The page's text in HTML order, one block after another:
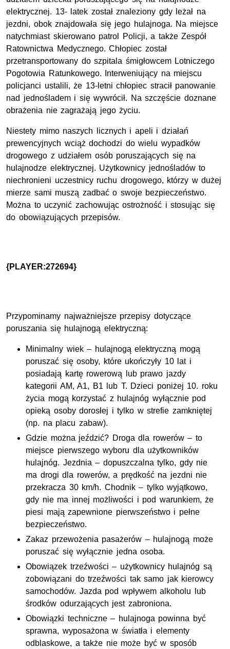
elektrycznej. 13- latek został znaleziony gdy leżał na
jezdni, obok znajdowała się jego hulajnoga. Na miejsce
natychmiast skierowano patrol Policji, a także Zespół
Ratownictwa Medycznego. Chłopiec został
przetransportowany do szpitala śmigłowcem Lotniczego
Pogotowia Ratunkowego. Interweniujący na miejscu
policjanci ustalili, że 13-letni chłopiec stracił panowanie
nad jednośladem i się wywrócił. Na szczęście doznane
obrażenia nie zagrażają jego życiu.
Niestety mimo naszych licznych i apeli i działań
prewencyjnych wciąż dochodzi do wielu wypadków
drogowego z udziałem osób poruszających się na
hulajnodze elektrycznej. Użytkownicy jednośladów to
niechronieni uczestnicy ruchu drogowego, którzy w dużej
mierze sami muszą zadbać o swoje bezpieczeństwo.
Można to uczynić zachowując ostrożność i stosując się
do obowiązujących przepisów.
{PLAYER:272694}
Przypominamy najważniejsze przepisy dotyczące
poruszania się hulajnogą elektryczną:
Minimalny wiek – hulajnogą elektryczną mogą
poruszać się osoby, które ukończyły 10 lat i
posiadają kartę rowerową lub prawo jazdy
kategorii AM, A1, B1 lub T. Dzieci poniżej 10. roku
życia mogą korzystać z hulajnóg wyłącznie pod
opieką osoby dorosłej i tylko w strefie zamkniętej
(np. na placu zabaw).
Gdzie można jeździć? Droga dla rowerów – to
miejsce pierwszego wyboru dla użytkowników
hulajnóg. Jezdnia – dopuszczalna tylko, gdy nie
ma drogi dla rowerów, a prędkość na jezdni nie
przekracza 30 km/h. Chodnik – tylko wyjątkowo,
gdy nie ma innej możliwości i pod warunkiem, że
piesi mają zapewnione pierwszeństwo i pełne
bezpieczeństwo.
Zakaz przewożenia pasażerów – hulajnogą może
poruszać się wyłącznie jedna osoba.
Obowiązek trzeźwości – użytkownicy hulajnóg są
zobowiązani do trzeźwości tak samo jak kierowcy
samochodów. Jazda pod wpływem alkoholu lub
środków odurzających jest zabroniona.
Obowiązki techniczne – hulajnoga powinna być
sprawna, wyposażona w światła i elementy
odblaskowe, a także nie może być w sposób